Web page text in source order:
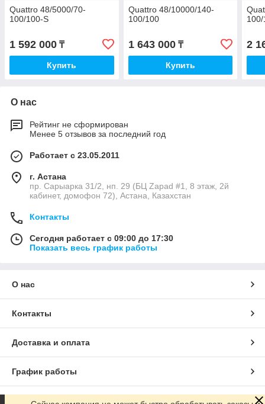
Quattro 48/5000/70-
100/100-S
1 592 000 ₸
Купить
Quattro 48/10000/140-
100/100
1 643 000₸
Купить
2
О нас
Рейтинг не сформирован
Менее 5 отзывов за последний год
Работает с 23.05.2011
г. Астана
пр. Сарыарка 31/2, нп. 29 (БЦ Zapad #1, 8 этаж, 2й
кабинет, домофон 72), Астана, Казахстан
Контакты
Сегодня работает с 09:00 до 17:30
Показать весь график работы
О нас
Контакты
Доставка и оплата
График работы
Полная версия сайта